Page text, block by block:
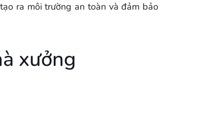
ra môi trường an toàn và đảm bảo
xưởng